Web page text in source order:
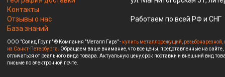
Контакты
Отзывы о нас
База знаний
Работаем по всей РФ и СНГ
ООО "Солид Групп" © Компания "Металл Гирз" - купить металлорежущий,
из Санкт-Петербурга. Обращаем ваше внимание, что все цены, представленные на
отличаться от реального вида товара. Актуальную цену,срок поставки и внешний вид
письме по электронной почте.